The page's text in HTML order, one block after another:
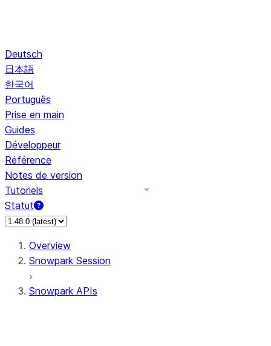
Deutsch
日本語
한국어
Português
Prise en main
Guides
Développeur
Référence
Notes de version
Tutoriels
Statut
Overview
Snowpark Session
Snowpark APIs